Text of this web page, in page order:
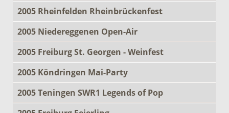
2005 Rheinfelden Rheinbrückenfest
2005 Niedereggenen Open-Air
2005 Freiburg St. Georgen - Weinfest
2005 Köndringen Mai-Party
2005 Teningen SWR1 Legends of Pop